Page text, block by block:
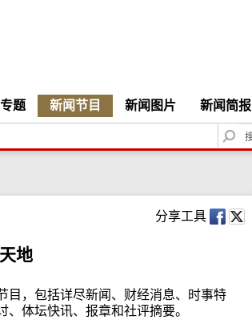
题 新闻节目 新闻图片 新闻简报
S
e
c
h
分享工具
地
目，包括详尽新闻、财经消息、时事特
、体坛快讯、报章和社评摘要。